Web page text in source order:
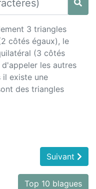
3 triangles
côtés égaux), le
(3 côtés
les autres
il existe une
des triangles
Suivant
Top 10 blagues